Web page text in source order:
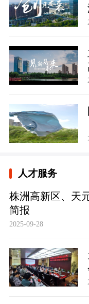
人才服务
株洲高新区、天
简报
2025-09-28